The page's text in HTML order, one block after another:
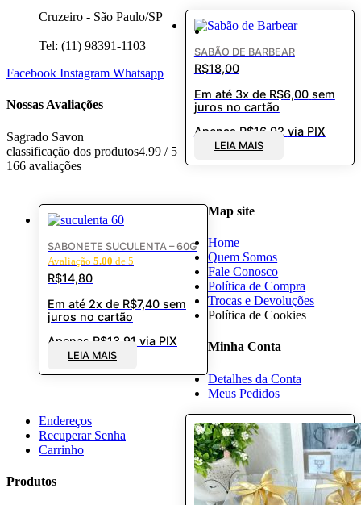
SABÃO DE BARBEAR
R$18,00
Em até 3x de R$6,00 sem
juros no cartão
Apenas R$16,92 via PIX
LEIA MAIS
SABONETE SUCULENTA – 60G
Avaliação 5.00 de 5
R$14,80
Em até 2x de R$7,40 sem
juros no cartão
Apenas R$13,91 via PIX
LEIA MAIS
Cruzeiro - São Paulo/SP
​​​​​​​​​​​​​​​​​​​​
Tel: (11) 98391-1103
Facebook Instagram Whatsapp
Nossas Avaliações
Sagrado Savon
classificação dos produtos4.99 / 5
166 avaliações
Map site
Home
Quem Somos
Fale Conosco
Política de Compra
Trocas e Devoluções
Política de Cookies
Minha Conta
Detalhes da Conta
Meus Pedidos
Endereços
Recuperar Senha
Carrinho
Produtos